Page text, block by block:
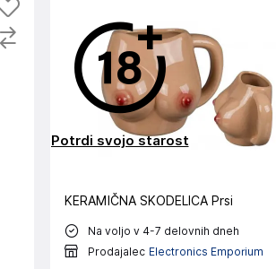
KERAMIČNA SKODELICA Prsi
Na voljo v 4-7 delovnih dneh
Prodajalec Electronics Emporium
Potrdi svojo starost